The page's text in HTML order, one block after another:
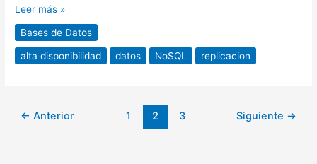
Leer más »
Bases de Datos
alta disponibilidad datos NoSQL replicacion
← Anterior 1 2 3 Siguiente →